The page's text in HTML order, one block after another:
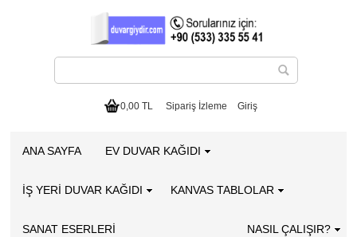
0,00 TL Sipariş İzleme Giriş
ANA SAYFA EV DUVAR KAĞIDI
İŞ YERİ DUVAR KAĞIDI KANVAS TABLOLAR
SANAT ESERLERI NASIL ÇALIŞIR?